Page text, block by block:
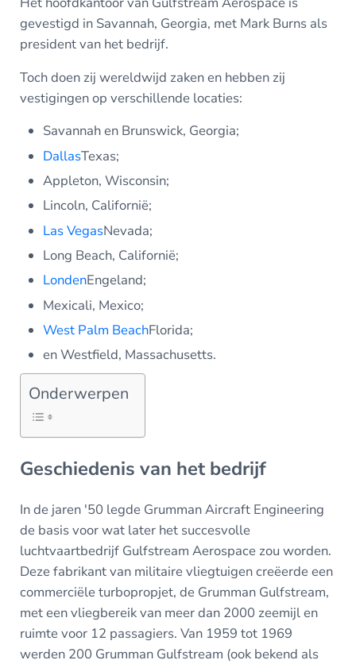
gevestigd in Savannah, Georgia, met Mark Burns als
president van het bedrijf.
Toch doen zij wereldwijd zaken en hebben zij
vestigingen op verschillende locaties:
Savannah en Brunswick, Georgia;
DallasTexas;
Appleton, Wisconsin;
Lincoln, Californië;
Las VegasNevada;
Long Beach, Californië;
LondenEngeland;
Mexicali, Mexico;
West Palm BeachFlorida;
en Westfield, Massachusetts.
Onderwerpen
Geschiedenis van het bedrijf
In de jaren '50 legde Grumman Aircraft Engineering
de basis voor wat later het succesvolle
luchtvaartbedrijf Gulfstream Aerospace zou worden.
Deze fabrikant van militaire vliegtuigen creëerde een
commerciële turbopropjet, de Grumman Gulfstream,
met een vliegbereik van meer dan 2000 zeemijl en
ruimte voor 12 passagiers. Van 1959 tot 1969
werden 200 Grumman Gulfstream (ook bekend als